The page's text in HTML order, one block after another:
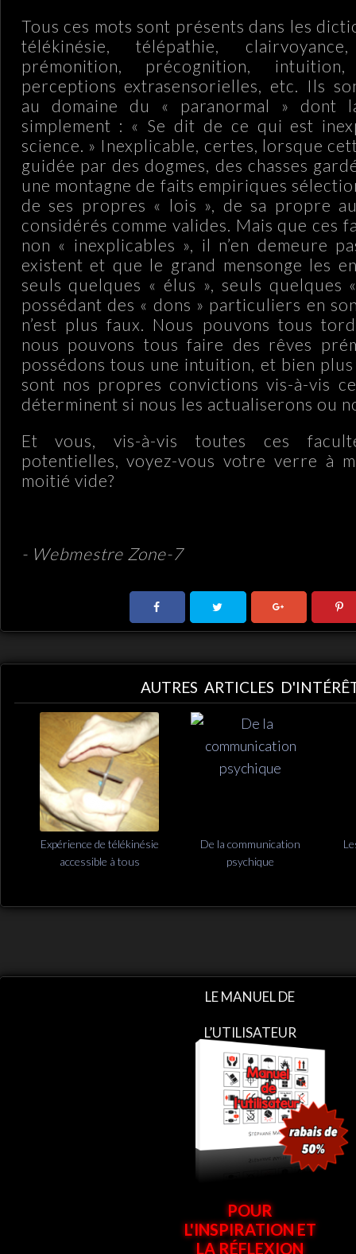
Tous ces mots sont présents dans les
télékinésie, télépathie,
prémonition, précognition, intuition,
perceptions extrasensorielles, etc. Ils
au domaine du « paranormal » dont
simplement : « Se dit de ce qui est
science. » Inexplicable, certes, lorsque
guidée par des dogmes, des chasses
une montagne de faits empiriques
de ses propres « lois », de sa propre
considérés comme valides. Mais que ces
non « inexplicables », il n’en demeure
existent et que le grand mensonge les
seuls quelques « élus », seuls quelques
possédant des « dons » particuliers en
n’est plus faux. Nous pouvons tous
nous pouvons tous faire des rêves
possédons tous une intuition, et bien
sont nos propres convictions vis-à-vis
déterminent si nous les actualiserons ou
Et vous, vis-à-vis toutes ces
potentielles, voyez-vous votre verre à
moitié vide?
- Webmestre Zone-7
AUTRES ARTICLES
Expérience de télékinésie
accessible à tous
De la communication
psychique
LE MANUEL DE
L’UTILISATEUR
POUR
L'INSPIRATION ET
LA RÉFLEXION